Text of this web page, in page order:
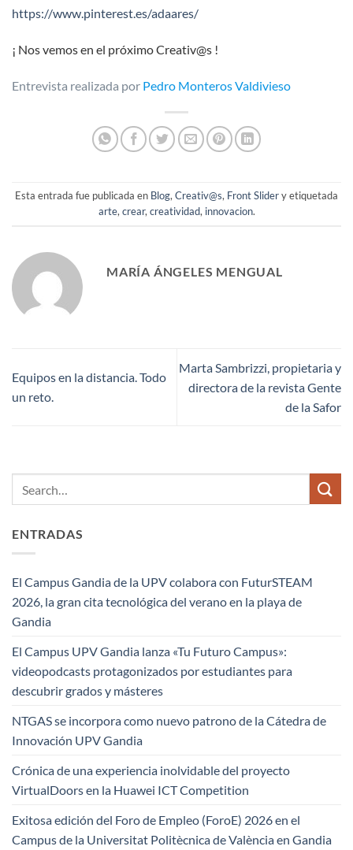
https://www.pinterest.es/adaares/
¡ Nos vemos en el próximo Creativ@s !
Entrevista realizada por Pedro Monteros Valdivieso
Esta entrada fue publicada en Blog, Creativ@s, Front Slidery etiquetada
arte, crear, creatividad, innovacion.
MARÍA ÁNGELES MENGUAL
Equipos en la distancia. Todo
un reto.
Marta Sambrizzi, propietaria y
directora de la revista Gente
de la Safor
ENTRADAS
El Campus Gandia de la UPV colabora con FuturSTEAM
2026, la gran cita tecnológica del verano en la playa de
Gandia
El Campus UPV Gandia lanza «Tu Futuro Campus»:
videopodcasts protagonizados por estudiantes para
descubrir grados y másteres
NTGAS se incorpora como nuevo patrono de la Cátedra de
Innovación UPV Gandia
Crónica de una experiencia inolvidable del proyecto
VirtualDoors en la Huawei ICT Competition
Exitosa edición del Foro de Empleo (ForoE) 2026 en el
Campus de la Universitat Politècnica de València en Gandia